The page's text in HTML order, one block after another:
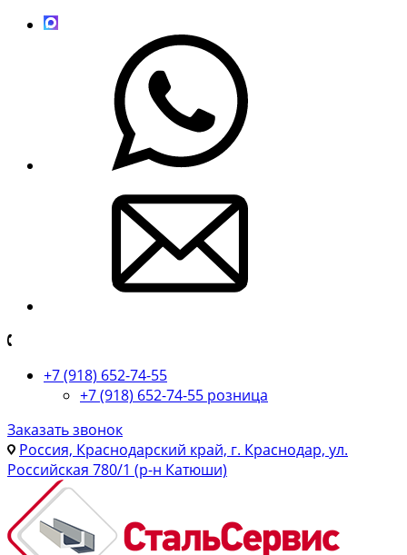
+7 (918) 652-74-55
+7 (918) 652-74-55 розница
Заказать звонок
Россия, Краснодарский край, г. Краснодар, ул.
Российская 780/1 (р-н Катюши)